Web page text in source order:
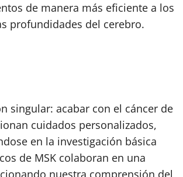
de manera más eficiente a los
profundidades del cerebro.
singular: acabar con el cáncer de
cuidados personalizados,
en la investigación básica
de MSK colaboran en una